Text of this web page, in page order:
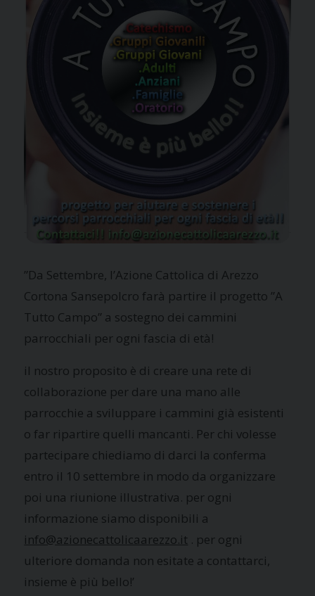
”Da Settembre, l’Azione Cattolica di Arezzo
Cortona Sansepolcro farà partire il progetto ”A
Tutto Campo” a sostegno dei cammini
parrocchiali per ogni fascia di età!
il nostro proposito è di creare una rete di
collaborazione per dare una mano alle
parrocchie a sviluppare i cammini già esistenti
o far ripartire quelli mancanti. Per chi volesse
partecipare chiediamo di darci la conferma
entro il 10 settembre in modo da organizzare
poi una riunione illustrativa. per ogni
informazione siamo disponibili a
info@azionecattolicaarezzo.it . per ogni
ulteriore domanda non esitate a contattarci,
insieme è più bello!’